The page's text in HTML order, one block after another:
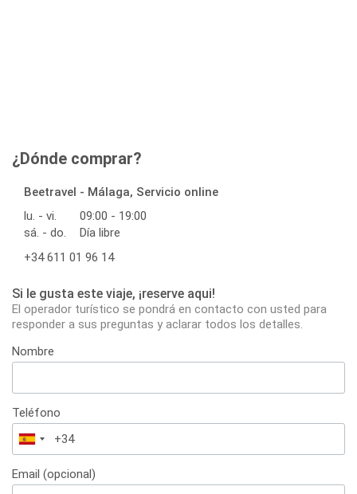
¿Dónde comprar?
Beetravel - Málaga, Servicio online
lu. - vi.
09:00 - 19:00
sá. - do.
Día libre
+34 611 01 96 14
Si le gusta este viaje, ¡reserve aqui!
El operador turístico se pondrá en contacto con usted para
responder a sus preguntas y aclarar todos los detalles.
Nombre
Teléfono
España
+34
Email (opcional)